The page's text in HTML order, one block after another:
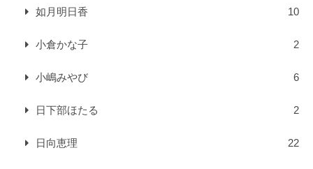
如月明日香 10
小倉かな子 2
小嶋みやび 6
日下部ほたる 2
日向恵理 22